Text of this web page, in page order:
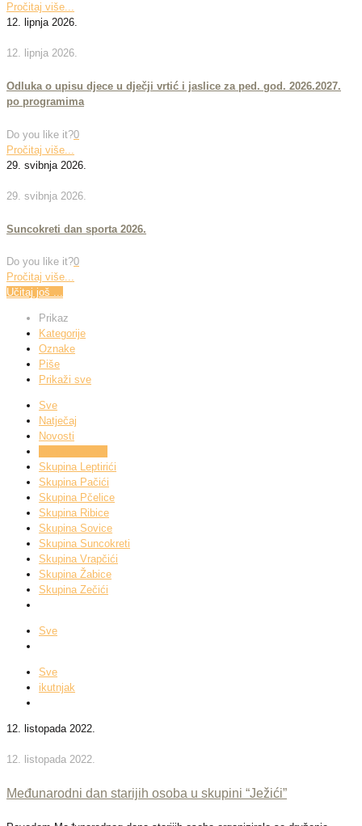
Pročitaj više...
12. lipnja 2026.
12. lipnja 2026.
Odluka o upisu djece u dječji vrtić i jaslice za ped. god. 2026.2027.
po programima
Do you like it?0
Pročitaj više...
29. svibnja 2026.
29. svibnja 2026.
Suncokreti dan sporta 2026.
Do you like it?0
Pročitaj više...
Učitaj još ...
Prikaz
Kategorije
Oznake
Piše
Prikaži sve
Sve
Natječaj
Novosti
Skupina Leptirići
Skupina Pačići
Skupina Pčelice
Skupina Ribice
Skupina Sovice
Skupina Suncokreti
Skupina Vrapčići
Skupina Žabice
Skupina Zečići
Sve
Sve
ikutnjak
12. listopada 2022.
12. listopada 2022.
Međunarodni dan starijih osoba u skupini “Ježići”